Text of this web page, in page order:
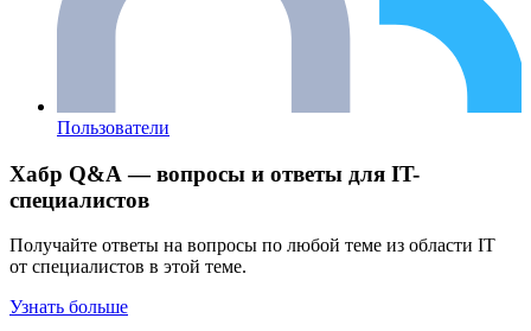
Пользователи
Хабр Q&A — вопросы и ответы для IT-
специалистов
Получайте ответы на вопросы по любой теме из области IT
от специалистов в этой теме.
Узнать больше